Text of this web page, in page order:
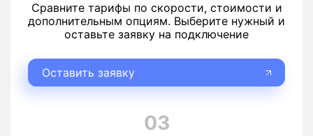
Сравните тарифы по скорости, стоимости и
дополнительным опциям. Выберите нужный и
оставьте заявку на подключение
Оставить заявку
03